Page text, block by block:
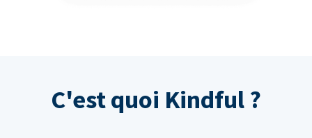
C'est quoi Kindful ?